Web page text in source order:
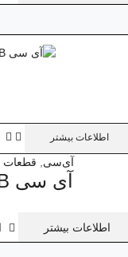
اطلاعات بیشتر
آی‌سی, قطعات
آی‌ سی 1607B
اطلاعات بیشتر